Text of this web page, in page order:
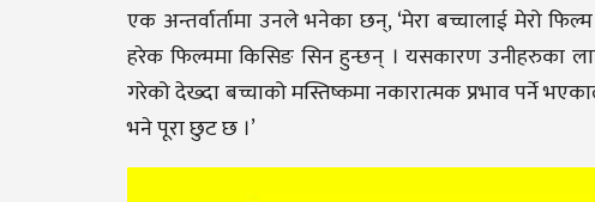
एक अन्तर्वार्तामा उनले भनेका छन्, ‘मेरा बच्चालाई मेरो
हरेक फिल्ममा किसिङ सिन हुन्छन् । यसकारण उनीहरुका
गरेको देख्दा बच्चाको मस्तिष्कमा नकारात्मक प्रभाव पर्ने
भने पूरा छुट छ ।’